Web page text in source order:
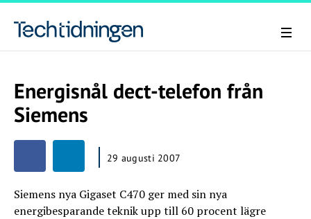
Energisnål dect-telefon från
Siemens
29 augusti 2007
Siemens nya Gigaset C470 ger med sin nya
energibesparande teknik upp till 60 procent lägre